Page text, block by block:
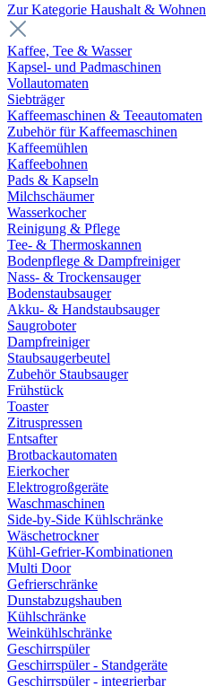
Zur Kategorie Haushalt & Wohnen
Kaffee, Tee & Wasser
Kapsel- und Padmaschinen
Vollautomaten
Siebträger
Kaffeemaschinen & Teeautomaten
Zubehör für Kaffeemaschinen
Kaffeemühlen
Kaffeebohnen
Pads & Kapseln
Milchschäumer
Wasserkocher
Reinigung & Pflege
Tee- & Thermoskannen
Bodenpflege & Dampfreiniger
Nass- & Trockensauger
Bodenstaubsauger
Akku- & Handstaubsauger
Saugroboter
Dampfreiniger
Staubsaugerbeutel
Zubehör Staubsauger
Frühstück
Toaster
Zitruspressen
Entsafter
Brotbackautomaten
Eierkocher
Elektrogroßgeräte
Waschmaschinen
Side-by-Side Kühlschränke
Wäschetrockner
Kühl-Gefrier-Kombinationen
Multi Door
Gefrierschränke
Dunstabzugshauben
Kühlschränke
Weinkühlschränke
Geschirrspüler
Geschirrspüler - Standgeräte
Geschirrspüler - integrierbar